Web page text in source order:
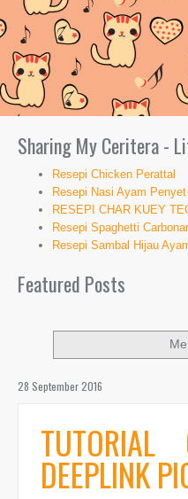
Sharing My Ceritera -
Resepi Chicken Perattal
Resepi Nasi Ayam Penyet
RESEPI CHAR KUEY
Resepi Spaghetti
Resepi Sambal Hijau
Featured Posts
28 September 2016
DEEPLINK